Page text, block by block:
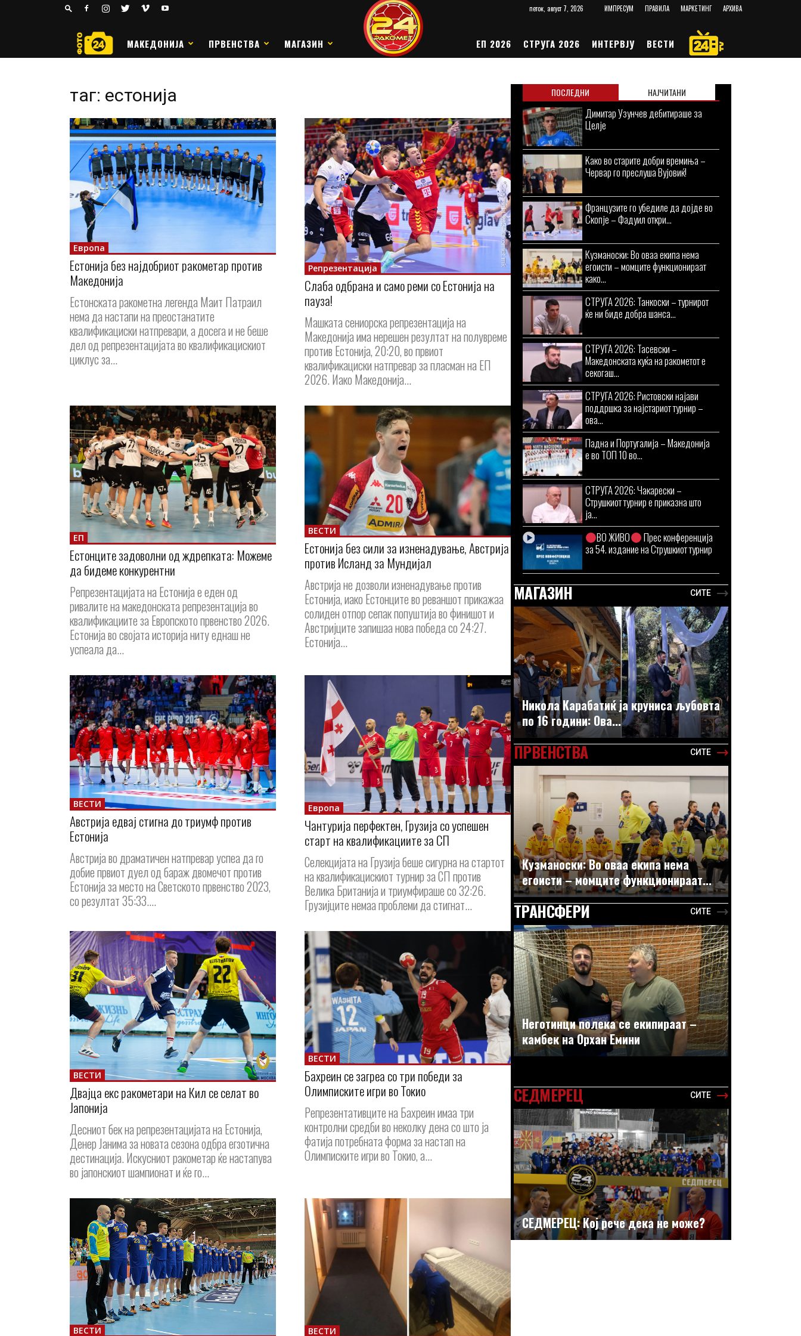
петок, август 7, 2026 ИМПРЕСУМ ПРАВИЛА МАРКЕТИНГ АРХИВА
РАКОМЕТ
МАКЕДОНИЈА ПРВЕНСТВА МАГАЗИН ЕП 2026 СТРУГА 2026 ИНТЕРВЈУ ВЕСТИ
таг: естонија
Европа
Естонија без најдобриот ракометар против
Македонија
Естонската ракометна легенда Маит Патраил
нема да настапи на преостанатите
квалификациски натпревари, а досега и не беше
дел од репрезентацијата во квалификацискиот
циклус за...
Репрезентација
Слаба одбрана и само реми со Естонија на
пауза!
Машката сениорска репрезентација на
Македонија има нерешен резултат на полувреме
против Естонија, 20:20, во првиот
квалификациски натпревар за пласман на ЕП
2026. Иако Македонија...
ЕП
Естонците задоволни од ждрепката: Можеме
да бидеме конкурентни
Репрезентацијата на Естонија е еден од
ривалите на македонската репрезентација во
квалификациите за Европското првенство 2026.
Естонија во својата историја ниту еднаш не
успеала да...
ВЕСТИ
Естонија без сили за изненадување, Австрија
против Исланд за Мундијал
Австрија не дозволи изненадување против
Естонија, иако Естонците во реваншот прикажаа
солиден отпор сепак попуштија во финишот и
Австријците запишаа нова победа со 24:27.
Естонија...
ВЕСТИ
Австрија едвај стигна до триумф против
Естонија
Австрија во драматичен натпревар успеа да го
добие првиот дуел од бараж двомечот против
Естонија за место на Светското првенство 2023,
со резултат 35:33....
Европа
Чантурија перфектен, Грузија со успешен
старт на квалификациите за СП
Селекцијата на Грузија беше сигурна на стартот
на квалификацискиот турнир за СП против
Велика Британија и триумфираше со 32:26.
Грузијците немаа проблеми да стигнат...
ВЕСТИ
Двајца екс ракометари на Кил се селат во
Јапонија
Десниот бек на репрезентацијата на Естонија,
Денер Јанима за новата сезона одбра егзотична
дестинација. Искусниот ракометар ќе настапува
во јапонскиот шампионат и ќе го...
ВЕСТИ
Бахреин се загреа со три победи за
Олимписките игри во Токио
Репрезентативците на Бахреин имаа три
контролни средби во неколку дена со што ја
фатија потребната форма за настап на
Олимписките игри во Токио, а...
ВЕСТИ ВЕСТИ
ПОСЛЕДНИ НАЈЧИТАНИ
Димитар Узунчев дебитираше за
Целје
Kaко во старите добри времиња –
Червар го преслуша Вујовиќ!
Французите го убедиле да дојде во
Скопје – Фадуил откри...
Кузманоски: Во оваа екипа нема
егоисти – момците функционираат
како...
СТРУГА 2026: Танкоски – турнирот
ќе ни биде добра шанса...
СТРУГА 2026: Тасевски –
Македонската куќа на ракометот е
секогаш...
СТРУГА 2026: Ристовски најави
поддршка за најстариот турнир –
ова...
Падна и Португалија – Македонија
е во ТОП 10 во...
СТРУГА 2026: Чакарески –
Струшкиот турнир е приказна што
ја...
ВО ЖИВО
Прес конференција
за 54. издание на Струшкиот турнир
МАГАЗИН СИТЕ
Никола Карабатиќ ја круниса љубовта
по 16 години: Ова...
ПРВЕНСТВА СИТЕ
Кузманоски: Во оваа екипа нема
егоисти – момците функционираат...
ТРАНСФЕРИ СИТЕ
Неготинци полека се екипираат –
камбек на Орхан Емини
СЕДМЕРЕЦ СИТЕ
СЕДМЕРЕЦ: Кој рече дека не може?